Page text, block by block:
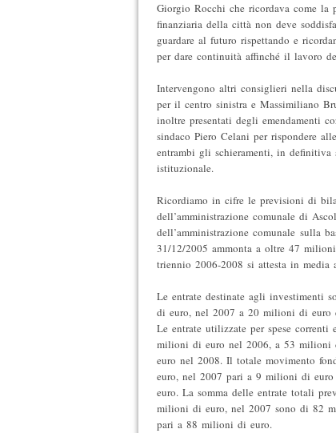
Giorgio Rocchi che ricordava come la
finanziaria della città non deve
guardare al futuro rispettando e
per dare continuità affinché il lavoro
Intervengono altri consiglieri nella
per il centro sinistra e Massimiliano
inoltre presentati degli emendamenti
sindaco Piero Celani per rispondere
entrambi gli schieramenti, in definitiva
istituzionale.
Ricordiamo in cifre le previsioni di
dell’amministrazione comunale di
dell’amministrazione comunale sulla
31/12/2005 ammonta a oltre 47
triennio 2006-2008 si attesta in
Le entrate destinate agli investimenti
di euro, nel 2007 a 20 milioni di
Le entrate utilizzate per spese
milioni di euro nel 2006, a 53
euro nel 2008. Il totale movimento
euro, nel 2007 pari a 9 milioni di
euro. La somma delle entrate totali
milioni di euro, nel 2007 sono di 82
pari a 88 milioni di euro.